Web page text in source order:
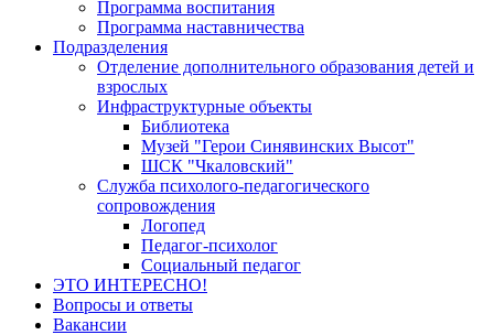
Программа воспитания
Программа наставничества
Подразделения
Отделение дополнительного образования детей и
взрослых
Инфраструктурные объекты
Библиотека
Музей "Герои Синявинских Высот"
ШСК "Чкаловский"
Служба психолого-педагогического
сопровождения
Логопед
Педагог-психолог
Социальный педагог
ЭТО ИНТЕРЕСНО!
Вопросы и ответы
Вакансии